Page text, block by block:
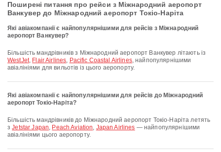
Поширені питання про рейси з Міжнародний аеропорт
Ванкувер до Міжнародний аеропорт Токіо-Наріта
Які авіакомпанії є найпопулярнішими для рейсів з Міжнародний
аеропорт Ванкувер?
Більшість мандрівників з Міжнародний аеропорт Ванкувер літають із
WestJet, Flair Airlines, Pacific Coastal Airlines, найпопулярнішими
авіалініями для вильотів із цього аеропорту.
Які авіакомпанії є найпопулярнішими для рейсів до Міжнародний
аеропорт Токіо-Наріта?
Більшість мандрівників до Міжнародний аеропорт Токіо-Наріта летять
зJetstar Japan, Peach Aviation, Japan Airlines — найпопулярнішими
авіалініями цього аеропорту.